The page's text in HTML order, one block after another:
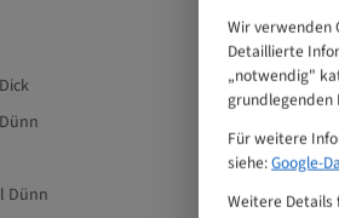
Dünn
Wir verwenden
Detaillierte
„notwendig"
grundlegenden
Für weitere
siehe:Google-
Weitere Details